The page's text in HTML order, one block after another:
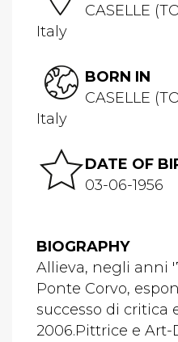
CASELLE
Italy
BORN IN
CASELLE
Italy
DATE OF
03-06-1956
BIOGRAPHY
Allieva, negli anni
Ponte Corvo,
successo di critica
2006.Pittrice e